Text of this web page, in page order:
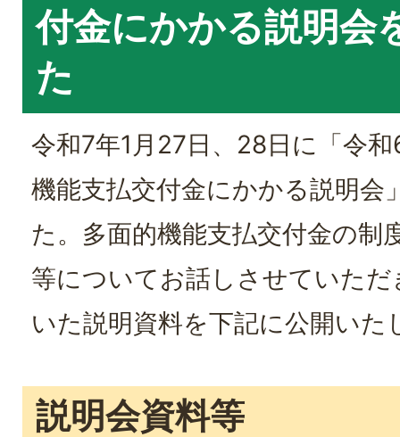
付金にかかる説明会
た
令和7年1月27日、28日に「令
機能支払交付金にかかる説明会
た。多面的機能支払交付金の制
等についてお話しさせていた
いた説明資料を下記に公開いた
説明会資料等